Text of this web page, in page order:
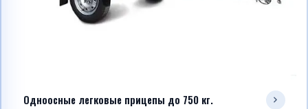
Одноосные легковые прицепы до 750 кг.